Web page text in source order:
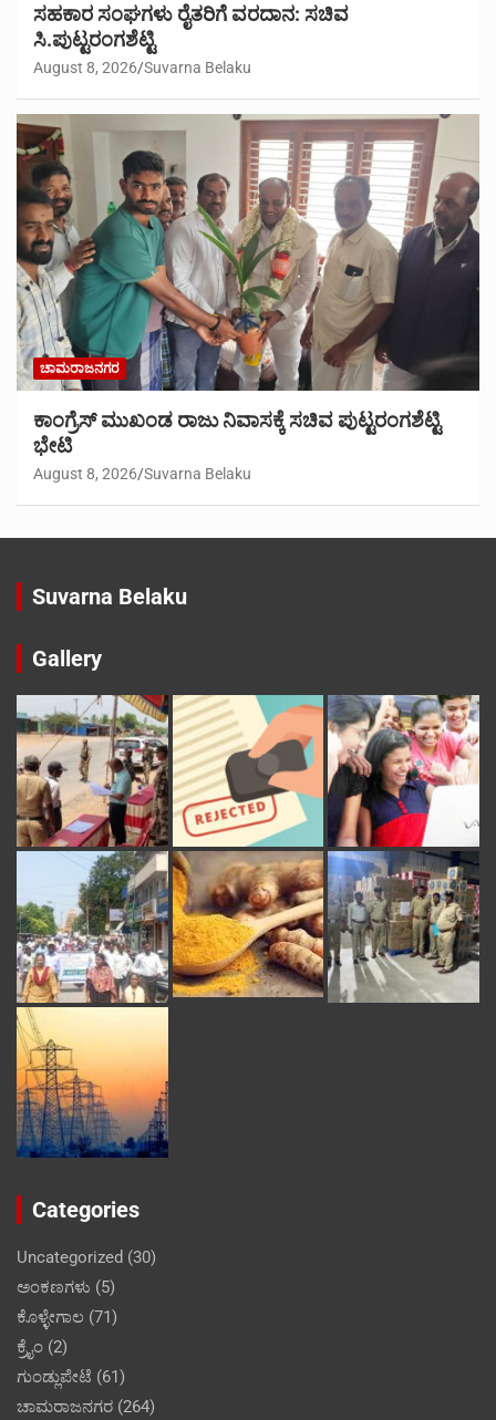
ಸಹಕಾರ ಸಂಘಗಳು ರೈತರಿಗೆ ವರದಾನ: ಸಚಿವ
ಸಿ.ಪುಟ್ಟರಂಗಶೆಟ್ಟಿ
August 8, 2026 Suvarna Belaku
ಚಾಮರಾಜನಗರ
ಕಾಂಗ್ರೆಸ್ ಮುಖಂಡ ರಾಜು ನಿವಾಸಕ್ಕೆ ಸಚಿವ ಪುಟ್ಟರಂಗಶೆಟ್ಟಿ
ಭೇಟಿ
August 8, 2026 Suvarna Belaku
Suvarna Belaku
Gallery
Categories
Uncategorized (30)
ಅಂಕಣಗಳು (5)
ಕೊಳ್ಳೇಗಾಲ (71)
ಕ್ರೈಂ (2)
ಗುಂಡ್ಲುಪೇಟೆ (61)
ಚಾಮರಾಜನಗರ (264)